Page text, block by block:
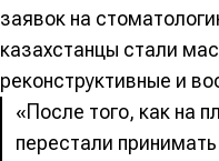
заявок на
казахстанцы стали
реконструктивные и
«После того, как на
перестали